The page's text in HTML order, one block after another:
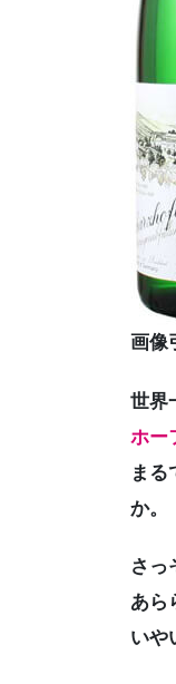
画像
世界
ホー
まる
か。
さっ
あら
いや